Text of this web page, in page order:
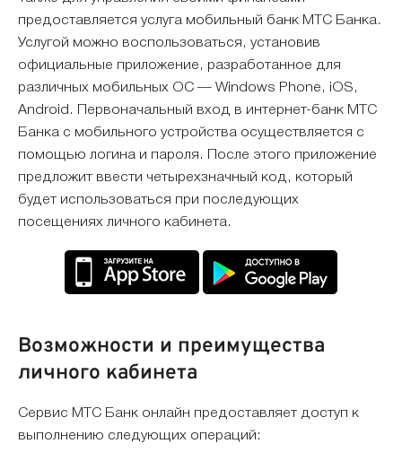
предоставляется услуга мобильный банк МТС Банка.
Услугой можно воспользоваться, установив
официальные приложение, разработанное для
различных мобильных ОС — Windows Phone, iOS,
Android. Первоначальный вход в интернет-банк МТС
Банка с мобильного устройства осуществляется с
помощью логина и пароля. После этого приложение
предложит ввести четырехзначный код, который
будет использоваться при последующих
посещениях личного кабинета.
Возможности и преимущества
личного кабинета
Сервис МТС Банк онлайн предоставляет доступ к
выполнению следующих операций: